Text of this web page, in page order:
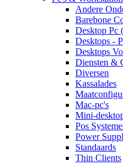
Andere
Barebone
Desktop Pc
Desktops -
Desktops
Diensten &
Diversen
Kassalades
Mac-pc's
Mini-
Pos
Power
Standaards
Thin Clients